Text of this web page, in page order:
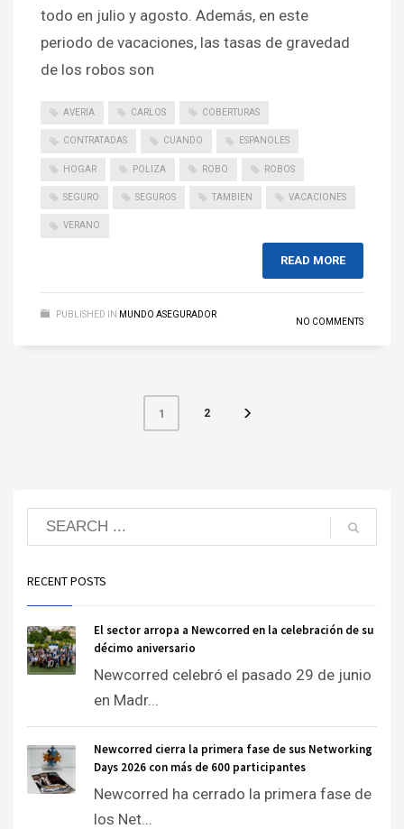
todo en julio y agosto. Además, en este
periodo de vacaciones, las tasas de gravedad
de los robos son
AVERIA CARLOS COBERTURAS
CONTRATADAS CUANDO ESPANOLES
HOGAR POLIZA ROBO ROBOS
SEGURO SEGUROS TAMBIEN VACACIONES
VERANO
READ MORE
PUBLISHED IN MUNDO ASEGURADOR
NO COMMENTS
1 2
RECENT POSTS
El sector arropa a Newcorred en la celebración de su
décimo aniversario
Newcorred celebró el pasado 29 de junio
en Madr...
Newcorred cierra la primera fase de sus Networking
Days 2026 con más de 600 participantes
Newcorred ha cerrado la primera fase de
los Net...